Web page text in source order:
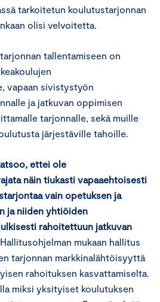
tarkoitetun koulutustarjonnan
olisi velvoitetta.
tallentamiseen on
vapaan sivistystyön
ja jatkuvan oppimisen
tarjonnalle, sekä muille
järjestäville tahoille.
ettei ole
näin tiukasti vapaaehtoisesti
vain opetuksen ja
ja niiden yhtiöiden
rahoitettuun jatkuvan
Hallitusohjelman mukaan hallitus
tarjonnan markkinalähtöisyyttä
rahoituksen kasvattamiselta.
miksi yksityiset koulutuksen